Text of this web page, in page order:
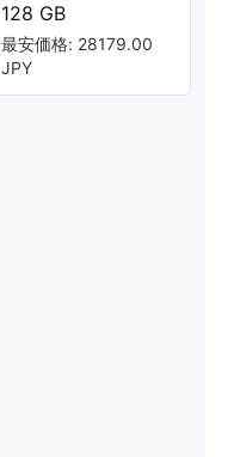
128 GB
最安価格: 28179.00
JPY